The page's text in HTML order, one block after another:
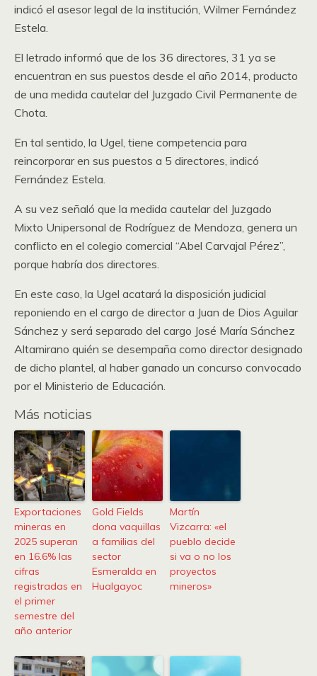
indicó el asesor legal de la institución, Wilmer Fernández
Estela.
El letrado informó que de los 36 directores, 31 ya se
encuentran en sus puestos desde el año 2014, producto
de una medida cautelar del Juzgado Civil Permanente de
Chota.
En tal sentido, la Ugel, tiene competencia para
reincorporar en sus puestos a 5 directores, indicó
Fernández Estela.
A su vez señaló que la medida cautelar del Juzgado
Mixto Unipersonal de Rodríguez de Mendoza, genera un
conflicto en el colegio comercial “Abel Carvajal Pérez”,
porque habría dos directores.
En este caso, la Ugel acatará la disposición judicial
reponiendo en el cargo de director a Juan de Dios Aguilar
Sánchez y será separado del cargo José María Sánchez
Altamirano quién se desempaña como director designado
de dicho plantel, al haber ganado un concurso convocado
por el Ministerio de Educación.
Más noticias
Exportaciones
mineras en
2025 superan
en 16.6% las
cifras
registradas en
el primer
semestre del
año anterior
Gold Fields
dona vaquillas
a familias del
sector
Esmeralda en
Hualgayoc
Martín
Vizcarra: «el
pueblo decide
si va o no los
proyectos
mineros»